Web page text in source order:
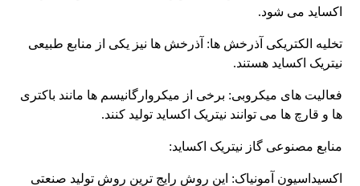
اکساید می شود.
تخلیه الکتریکی آذرخش ها: آذرخش ها نیز یکی از منابع طبیعی
نیتریک اکساید هستند.
فعالیت های میکروبی: برخی از میکروارگانیسم ها مانند باکتری
ها و قارچ ها می توانند نیتریک اکساید تولید کنند.
منابع مصنوعی گاز نیتریک اکساید:
اکسیداسیون آمونیاک: این روش رایج ترین روش تولید صنعتی